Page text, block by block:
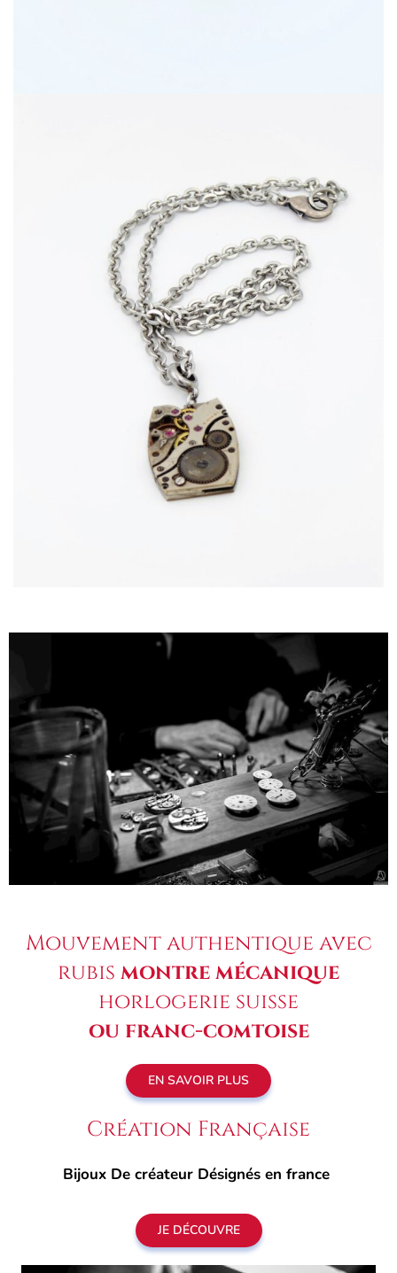
Mouvement authentique avec
rubis montre mécanique
horlogerie suisse
ou franc-comtoise
EN SAVOIR PLUS
Création Française
Bijoux De créateur Désignés en france
JE DÉCOUVRE